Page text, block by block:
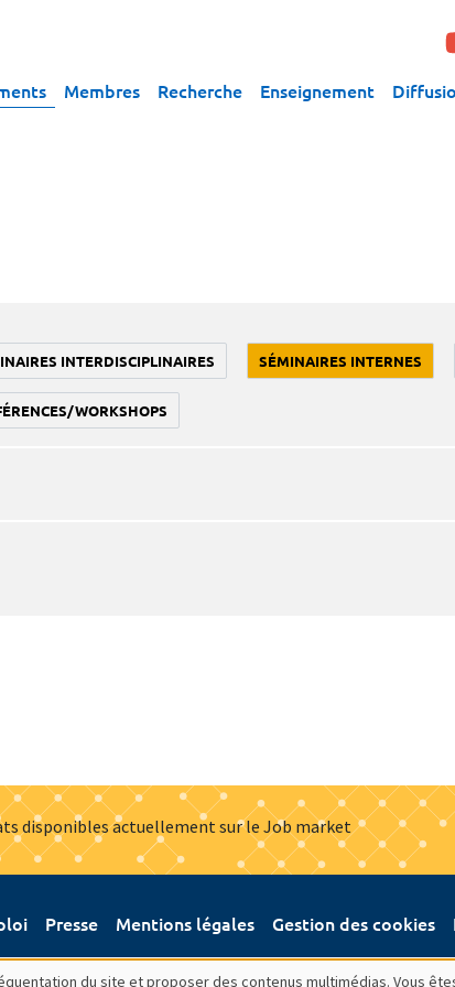
Membres Recherche Enseignement
INTERDISCIPLINAIRES SÉMINAIRES INTERNES
WORKSHOPS
disponibles actuellement sur le Job market
Presse Mentions légales Gestion des cookies
du site et proposer des contenus multimédias. Vous